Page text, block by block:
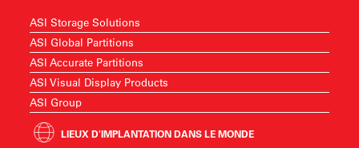
ASI Storage Solutions
ASI Global Partitions
ASI Accurate Partitions
ASI Visual Display Products
ASI Group
LIEUX D'IMPLANTATION DANS LE MONDE